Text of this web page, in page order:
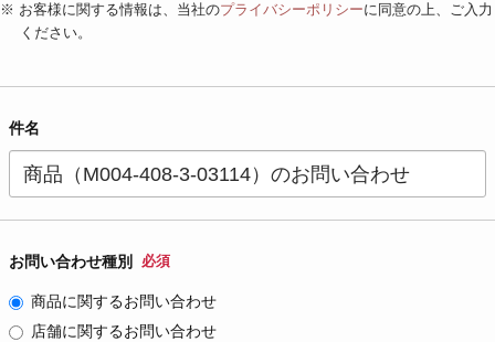
※ お客様に関する情報は、当社のプライバシーポリシーに同意の上、ご入力
ください。
件名
お問い合わせ種別 必須
商品に関するお問い合わせ
店舗に関するお問い合わせ